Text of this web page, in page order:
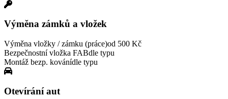
Výměna zámků a vložek
Výměna vložky / zámku (práce)od 500 Kč
Bezpečnostní vložka FABdle typu
Montáž bezp. kovánídle typu
Otevírání aut